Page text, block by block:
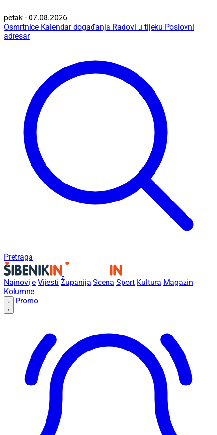
petak - 07.08.2026
Osmrtnice Kalendar događanja Radovi u tijeku Poslovni
adresar
Pretraga
Najnovije Vijesti Županija Scena Sport Kultura Magazin
Kolumne
Promo